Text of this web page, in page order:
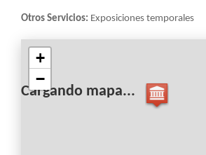
Otros Servicios: Exposiciones temporales
Cargando mapa...
+
−